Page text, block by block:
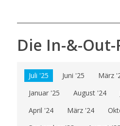
Die In-&-Out-
Juli '25 Juni '25 März
Januar '25
August '24
April '24
März '24